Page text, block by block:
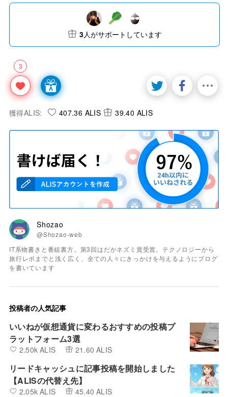
3
3人がサポートしています
獲得ALIS: 407.36 ALIS 39.40 ALIS
Shozao
@Shozao-web
IT系物書きと番組裏方。第3回はだかネズミ賞受賞。テクノロジーから
旅行レポまでと浅く広く、全ての人々にきっかけを与えるようにブログ
を書いています
投稿者の人気記事
いいねが仮想通貨に変わるおすすめの投稿プ
ラットフォーム3選
2.50k ALIS 21.60 ALIS
リードキャッシュに記事投稿を開始しました
【ALISの代替え先】
2.05k ALIS 45.40 ALIS